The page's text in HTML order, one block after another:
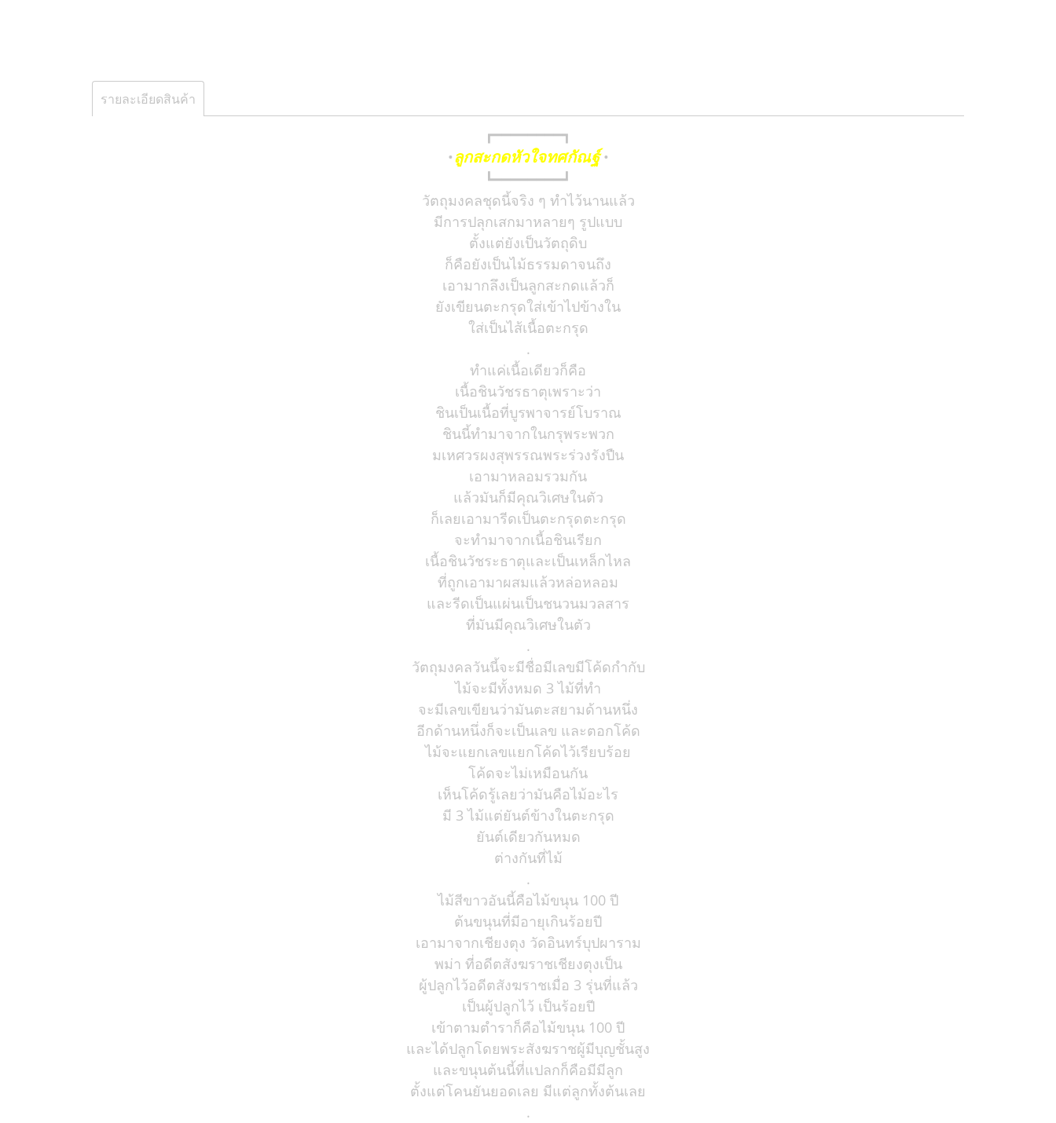
รายละเอียดสินค้า
┏━━━━━━━━┓
•ลูกสะกดหัวใจทศกัณฐ์•
┗━━━━━━━━┛
วัตถุมงคลชุดนี้จริง ๆ ทำไว้นานแล้ว
มีการปลุกเสกมาหลายๆ รูปแบบ
ตั้งแต่ยังเป็นวัตถุดิบ
ก็คือยังเป็นไม้ธรรมดาจนถึง
เอามากลึงเป็นลูกสะกดแล้วก็
ยังเขียนตะกรุดใส่เข้าไปข้างใน
ใส่เป็นไส้เนื้อตะกรุด
.
ทำแค่เนื้อเดียวก็คือ
เนื้อชินวัชรธาตุเพราะว่า
ชินเป็นเนื้อที่บูรพาจารย์โบราณ
ชินนี้ทำมาจากในกรุพระพวก
มเหศวรผงสุพรรณพระร่วงรังปืน
เอามาหลอมรวมกัน
แล้วมันก็มีคุณวิเศษในตัว
ก็เลยเอามารีดเป็นตะกรุดตะกรุด
จะทำมาจากเนื้อชินเรียก
เนื้อชินวัชระธาตุและเป็นเหล็กไหล
ที่ถูกเอามาผสมแล้วหล่อหลอม
และรีดเป็นแผ่นเป็นชนวนมวลสาร
ที่มันมีคุณวิเศษในตัว
.
วัตถุมงคลวันนี้จะมีชื่อมีเลขมีโค้ดกำกับ
ไม้จะมีทั้งหมด 3 ไม้ที่ทำ
จะมีเลขเขียนว่ามันตะสยามด้านหนึ่ง
อีกด้านหนึ่งก็จะเป็นเลข และตอกโค้ด
ไม้จะแยกเลขแยกโค้ดไว้เรียบร้อย
โค้ดจะไม่เหมือนกัน
เห็นโค้ดรู้เลยว่ามันคือไม้อะไร
มี 3 ไม้แต่ยันต์ข้างในตะกรุด
ยันต์เดียวกันหมด
ต่างกันที่ไม้
.
ไม้สีขาวอันนี้คือไม้ขนุน 100 ปี
ต้นขนุนที่มีอายุเกินร้อยปี
เอามาจากเชียงตุง วัดอินทร์บุปผาราม
พม่า ที่อดีตสังฆราชเชียงตุงเป็น
ผู้ปลูกไว้อดีตสังฆราชเมื่อ 3 รุ่นที่แล้ว
เป็นผู้ปลูกไว้ เป็นร้อยปี
เข้าตามตำราก็คือไม้ขนุน 100 ปี
และได้ปลูกโดยพระสังฆราชผู้มีบุญชั้นสูง
และขนุนต้นนี้ที่แปลกก็คือมีมีลูก
ตั้งแต่โคนยันยอดเลย มีแต่ลูกทั้งต้นเลย
.